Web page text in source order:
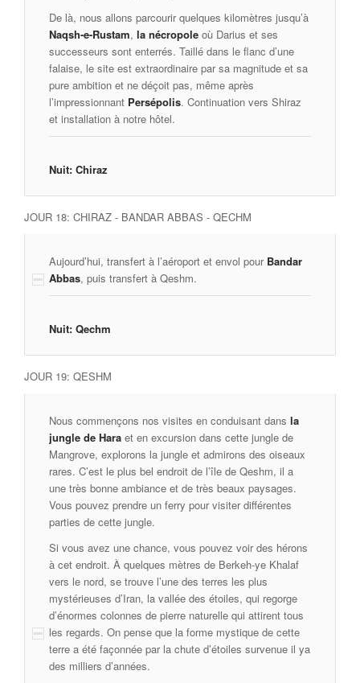
De là, nous allons parcourir quelques kilomètres jusqu’à
Naqsh-e-Rustam, la nécropole où Darius et ses
successeurs sont enterrés. Taillé dans le flanc d’une
falaise, le site est extraordinaire par sa magnitude et sa
pure ambition et ne déçoit pas, même après
l’impressionnant Persépolis. Continuation vers Shiraz
et installation à notre hôtel.
Nuit: Chiraz
JOUR 18: CHIRAZ - ‌BANDAR ABBAS - QECHM
Aujourd’hui, transfert à l’aéroport et envol pour Bandar
Abbas, puis transfert à Qeshm.
Nuit: Qechm
JOUR 19: QESHM
Nous commençons nos visites en conduisant dans la
jungle de Hara et en excursion dans cette jungle de
Mangrove, explorons la jungle et admirons des oiseaux
rares. C’est le plus bel endroit de l’île de Qeshm, il a
une très bonne ambiance et de très beaux paysages.
Vous pouvez prendre un ferry pour visiter différentes
parties de cette jungle.
Si vous avez une chance, vous pouvez voir des hérons
à cet endroit. À quelques mètres de Berkeh-ye Khalaf
vers le nord, se trouve l’une des terres les plus
mystérieuses d’Iran, la vallée des étoiles, qui regorge
d’énormes colonnes de pierre naturelle qui attirent tous
les regards. On pense que la forme mystique de cette
terre a été façonnée par la chute d’étoiles survenue il ya
des milliers d’années.